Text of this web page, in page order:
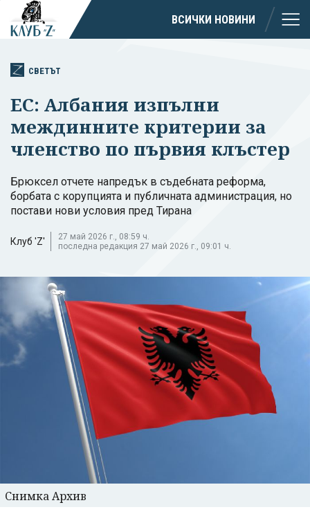
ВСИЧКИ НОВИНИ
СВЕТЪТ
ЕС: Албания изпълни
междинните критерии за
членство по първия клъстер
Брюксел отчете напредък в съдебната реформа,
борбата с корупцията и публичната администрация, но
постави нови условия пред Тирана
Клуб 'Z'
27 май 2026 г., 08:59 ч.
последна редакция 27 май 2026 г., 09:01 ч.
Снимка Архив